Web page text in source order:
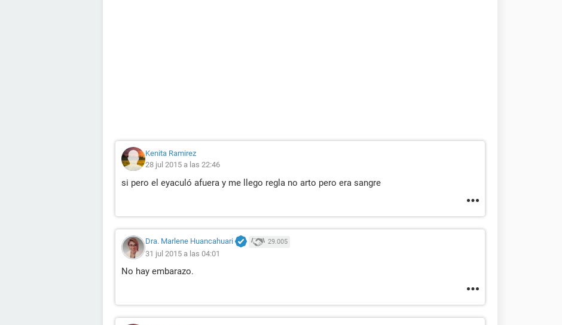
Kenita Ramirez
28 jul 2015 a las 22:46
si pero el eyaculó afuera y me llego regla no arto pero era sangre
Dra. Marlene Huancahuari 29.005
31 jul 2015 a las 04:01
No hay embarazo.